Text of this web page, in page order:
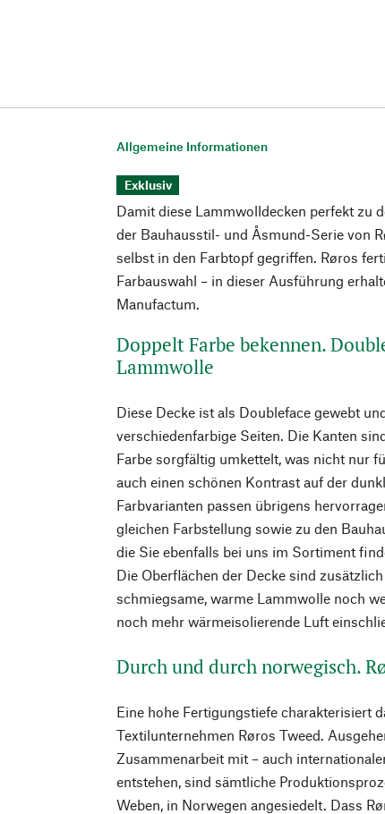
Allgemeine Informationen
Exklusiv
Damit diese Lammwolldecken perfekt zu
der Bauhausstil- und Åsmund-Serie von
selbst in den Farbtopf gegriffen. Røros
Farbauswahl – in dieser Ausführung
Manufactum.
Doppelt Farbe bekennen.
Lammwolle
Diese Decke ist als Doubleface gewebt
verschiedenfarbige Seiten. Die Kanten
Farbe sorgfältig umkettelt, was nicht nur
auch einen schönen Kontrast auf der
Farbvarianten passen übrigens
gleichen Farbstellung sowie zu den
die Sie ebenfalls bei uns im Sortiment
Die Oberflächen der Decke sind
schmiegsame, warme Lammwolle noch
noch mehr wärmeisolierende Luft
Durch und durch norwegisch.
Eine hohe Fertigungstiefe charakterisiert
Textilunternehmen Røros Tweed.
Zusammenarbeit mit – auch
entstehen, sind sämtliche
Weben, in Norwegen angesiedelt. Dass